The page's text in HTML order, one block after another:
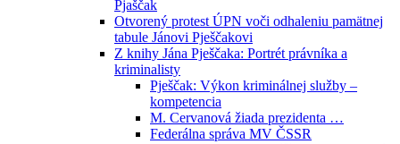
Pjaščak
Otvorený protest ÚPN voči odhaleniu pamätnej
tabule Jánovi Pješčakovi
Z knihy Jána Pješčaka: Portrét právníka a
kriminalisty
Pješčak: Výkon kriminálnej služby –
kompetencia
M. Cervanová žiada prezidenta …
Federálna správa MV ČSSR